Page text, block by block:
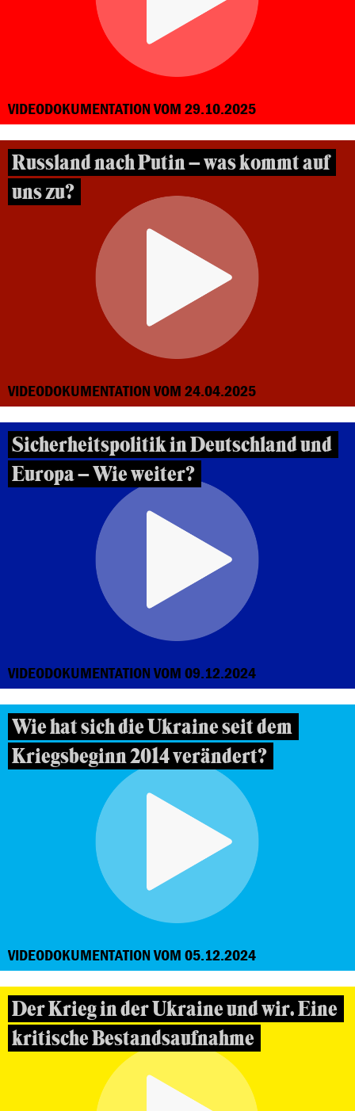
VIDEODOKUMENTATION VOM 29.10.2025
Russland nach Putin – was kommt auf
uns zu?
VIDEODOKUMENTATION VOM 24.04.2025
Sicherheitspolitik in Deutschland und
Europa – Wie weiter?
VIDEODOKUMENTATION VOM 09.12.2024
Wie hat sich die Ukraine seit dem
Kriegsbeginn 2014 verändert?
VIDEODOKUMENTATION VOM 05.12.2024
Der Krieg in der Ukraine und wir. Eine
kritische Bestandsaufnahme